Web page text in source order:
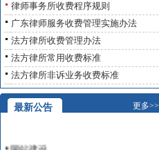
律师事务所收费程序规则
广东律师服务收费管理实施办法
法方律所收费管理办法
法方律所常用收费标准
法方律所非诉业务收费标准
最新公告 更多>>
网站建设